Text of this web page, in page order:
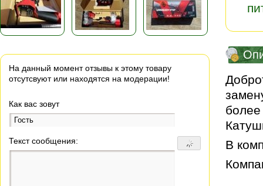
На данный момент отзывы к этому товару
отсутсвуют или находятся на модерации!
Как вас зовут
Текст сообщения:
В